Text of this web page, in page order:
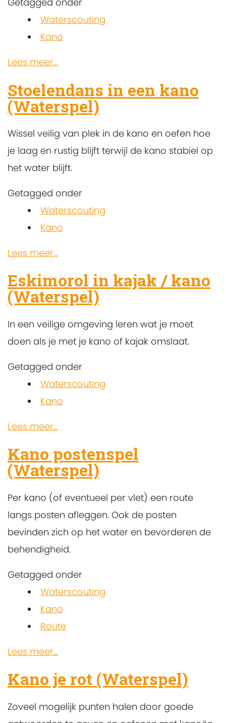
Waterscouting
Kano
Lees meer...
Stoelendans in een kano
(Waterspel)
Wissel veilig van plek in de kano en oefen hoe
je laag en rustig blijft terwijl de kano stabiel op
het water blijft.
Getagged onder
Waterscouting
Kano
Lees meer...
Eskimorol in kajak / kano
(Waterspel)
In een veilige omgeving leren wat je moet
doen als je met je kano of kajak omslaat.
Getagged onder
Waterscouting
Kano
Lees meer...
Kano postenspel
(Waterspel)
Per kano (of eventueel per vlet) een route
langs posten afleggen. Ook de posten
bevinden zich op het water en bevorderen de
behendigheid.
Getagged onder
Waterscouting
Kano
Route
Lees meer...
Kano je rot (Waterspel)
Zoveel mogelijk punten halen door goede